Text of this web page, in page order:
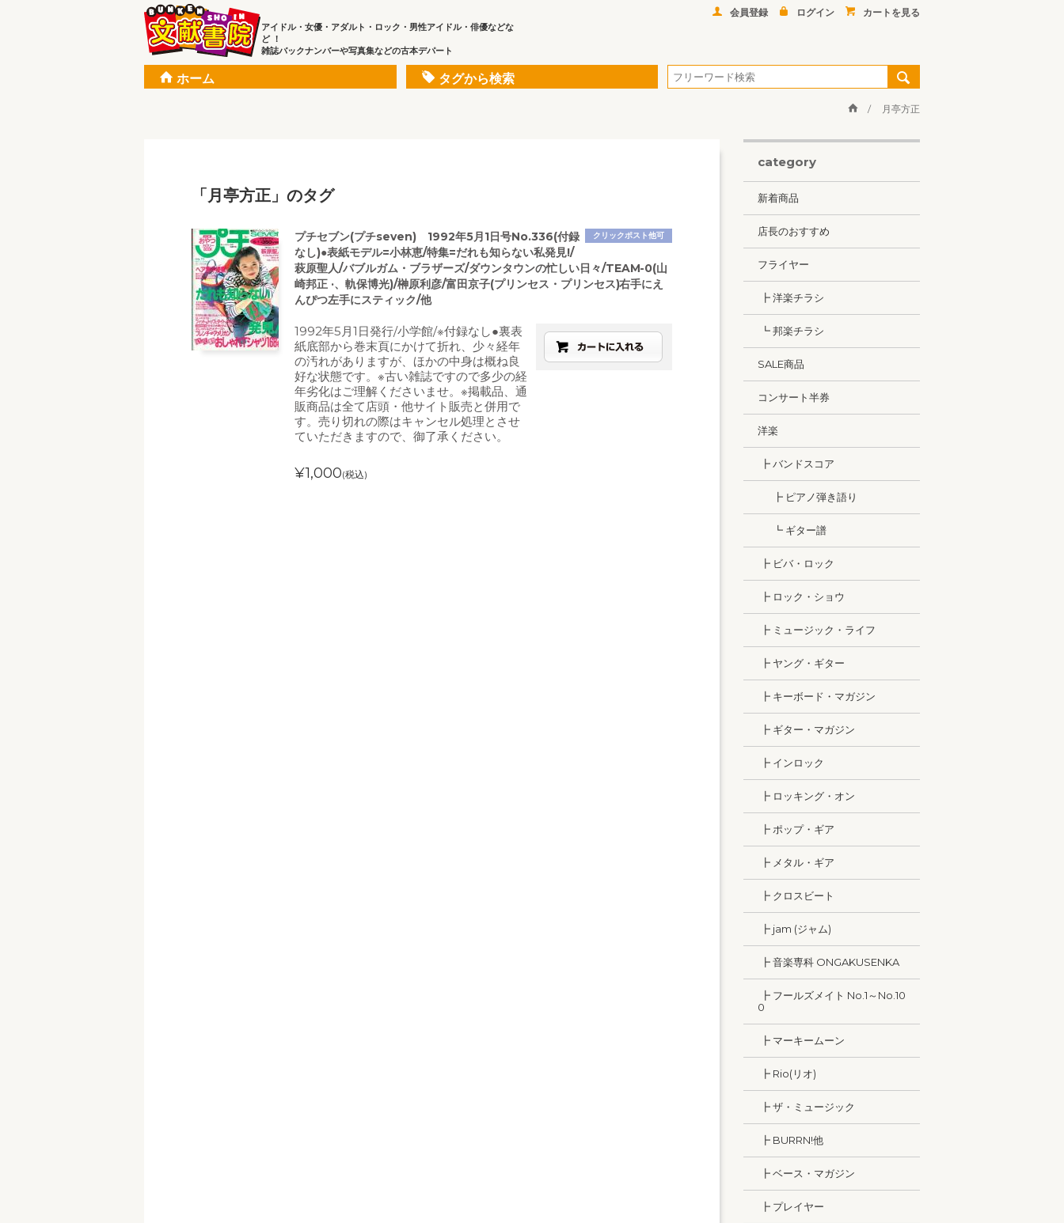
アイドル・女優・アダルト・ロック・男性アイドル・俳優などな
ど ！
雑誌バックナンバーや写真集などの古本デパート
会員登録 ログイン カートを見る
ホーム タグから検索
月亭方正
「月亭方正」のタグ
クリックポスト他可
プチセブン(プチseven) 1992年5月1日号No.336(付録
なし)●表紙モデル=小林恵/特集=だれも知らない私発見!/
萩原聖人/バブルガム・ブラザーズ/ダウンタウンの忙しい日々/TEAM-0(山
崎邦正 ·、軌保博光)/榊原利彦/富田京子(プリンセス・プリンセス)右手にえ
んぴつ左手にスティック/他
1992年5月1日発行/小学館/※付録なし●裏表
紙底部から巻末頁にかけて折れ、少々経年
の汚れがありますが、ほかの中身は概ね良
好な状態です。※古い雑誌ですので多少の経
年劣化はご理解くださいませ。※掲載品、通
販商品は全て店頭・他サイト販売と併用で
す。売り切れの際はキャンセル処理とさせ
ていただきますので、御了承ください。
¥1,000(税込)
category
新着商品
店長のおすすめ
フライヤー
┣ 洋楽チラシ
┗ 邦楽チラシ
SALE商品
コンサート半券
洋楽
┣ バンドスコア
┣ ピアノ弾き語り
┗ ギター譜
┣ ビバ・ロック
┣ ロック・ショウ
┣ ミュージック・ライフ
┣ ヤング・ギター
┣ キーボード・マガジン
┣ ギター・マガジン
┣ インロック
┣ ロッキング・オン
┣ ポップ・ギア
┣ メタル・ギア
┣ クロスビート
┣ jam (ジャム)
┣ 音楽専科 ONGAKUSENKA
┣ フールズメイト No.1～No.10
0
┣ マーキームーン
┣ Rio(リオ)
┣ ザ・ミュージック
┣ BURRN!他
┣ ベース・マガジン
┣ プレイヤー